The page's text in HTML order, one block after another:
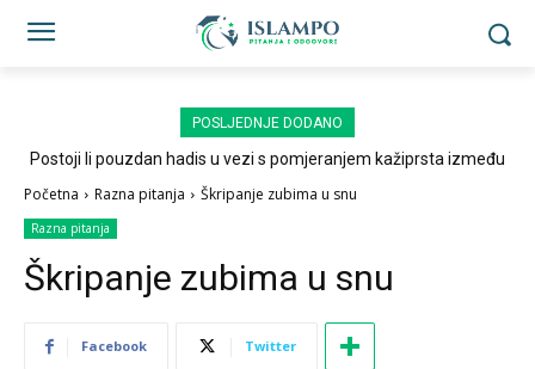
POSLJEDNJE DODANO
Postoji li pouzdan hadis u vezi s pomjeranjem kažiprsta između
Početna Razna pitanja Škripanje zubima u snu
Razna pitanja
Škripanje zubima u snu
Facebook Twitter